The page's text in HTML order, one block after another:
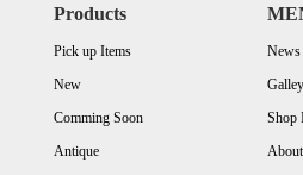
Products
Pick up Items
New
Comming Soon
Antique
News
Galley
Shop